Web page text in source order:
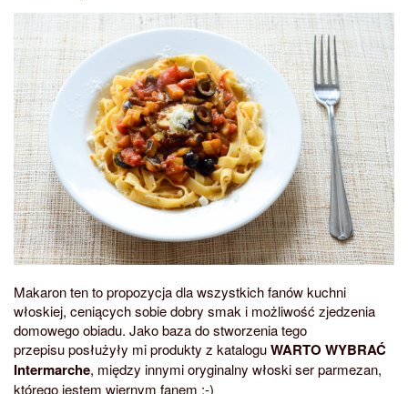
Makaron ten to propozycja dla wszystkich fanów kuchni
włoskiej, ceniących sobie dobry smak i możliwość zjedzenia
domowego obiadu. Jako baza do stworzenia tego
przepisu posłużyły mi produkty z kataloguWARTO WYBRAĆ
Intermarche, między innymi oryginalny włoski ser parmezan,
którego jestem wiernym fanem :-)